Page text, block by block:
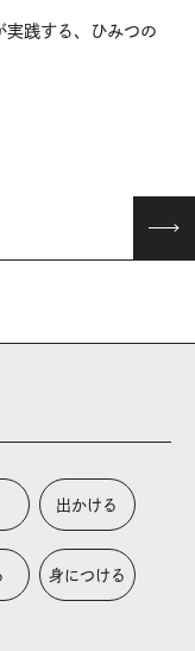
実践する、ひみつの
出かける
身につける